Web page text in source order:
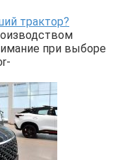
трактор?
при выборе